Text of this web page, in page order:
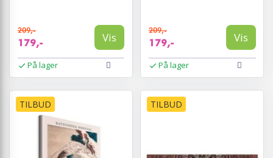
209,-
179,- Vis
På lager
209,-
179,- Vis
På lager
TILBUD TILBUD